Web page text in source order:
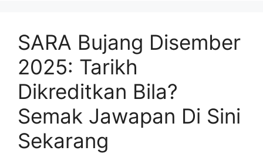
SARA Bujang Disember
2025: Tarikh
Dikreditkan Bila?
Semak Jawapan Di Sini
Sekarang